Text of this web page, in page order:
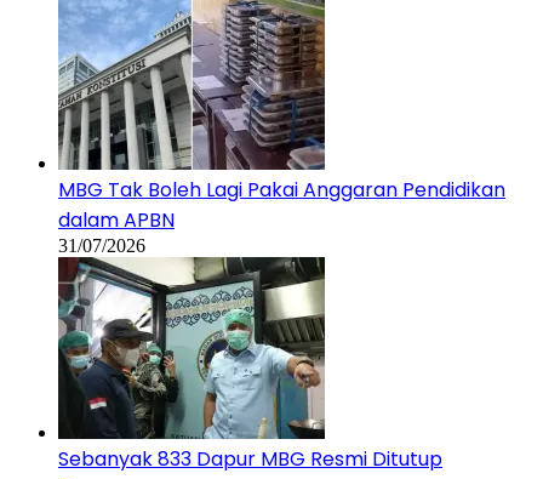
MBG Tak Boleh Lagi Pakai Anggaran Pendidikan
dalam APBN
31/07/2026
Sebanyak 833 Dapur MBG Resmi Ditutup